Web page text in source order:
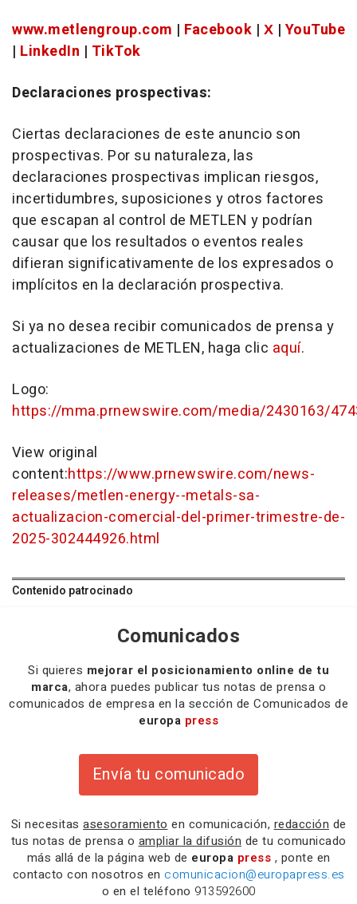
www.metlengroup.com | Facebook | Χ | YouTube
| LinkedIn | TikTok
Declaraciones prospectivas:
Ciertas declaraciones de este anuncio son
prospectivas. Por su naturaleza, las
declaraciones prospectivas implican riesgos,
incertidumbres, suposiciones y otros factores
que escapan al control de METLEN y podrían
causar que los resultados o eventos reales
difieran significativamente de los expresados o
implícitos en la declaración prospectiva.
Si ya no desea recibir comunicados de prensa y
actualizaciones de METLEN, haga clic aquí.
Logo:
https://mma.prnewswire.com/media/2430163/
View original
content:https://www.prnewswire.com/news-
releases/metlen-energy--metals-sa-
actualizacion-comercial-del-primer-trimestre-de-
2025-302444926.html
Contenido patrocinado
Comunicados
Si quieres mejorar el posicionamiento online de tu
marca, ahora puedes publicar tus notas de prensa o
comunicados de empresa en la sección de Comunicados de
europa press
Envía tu comunicado
Si necesitas asesoramiento en comunicación, redacción de
tus notas de prensa o ampliar la difusión de tu comunicado
más allá de la página web de europa press , ponte en
contacto con nosotros en comunicacion@europapress.es
o en el teléfono 913592600